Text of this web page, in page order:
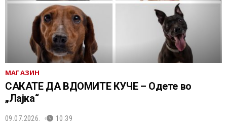
МАГАЗИН
САКАТЕ ДА ВДОМИТЕ КУЧЕ – Одете во
„Лајка“
09.07.2026. 10:39